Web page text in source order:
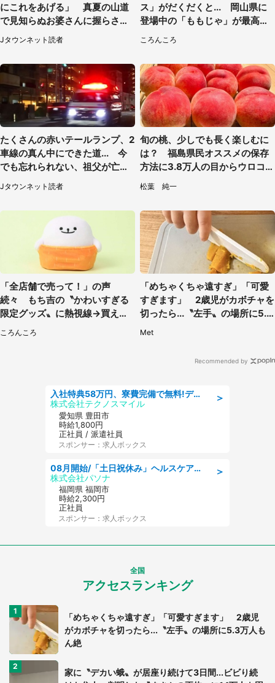
にこれをあげる」 真夏の山道
で見知らぬお婆さんに握らされ
たもの（山口県・30代女性）
Jタウンネット読者
ス」がだくだくと... 岡山県に
登場中の「ももじゃ」が最高す
ころんころ
たくさんの赤いテールランプ、2
車線の真ん中にできた道... 今
でも忘れられない、祖父が亡く
なった夜に見た光景（30代女
性）
Jタウンネット読者
旬の桃、少しでも長く楽しむに
は？ 福島県民オススメの保存
方法に3.8万人の目からウロコ
「全国民が知りたかった！」
松葉 純一
「全店舗で売って！」の声
続々 もち吉の〝かわいすぎる
限定グッズ〟に熱視線→買える
ころんころ
「めちゃくちゃ遠すぎ」「可愛
すぎます」 2歳児がカボチャを
切ったら...〝左手〟の場所に5.3
Met
Recommended by
＞
入社特典58万円、寮費完備で無料!デンソーで働こう!自動車工場で小型部品の検査業務 denso aichi
株式会社テクノスマイル
愛知県 豊田市
時給1,800円
正社員 / 派遣社員
スポンサー：求人ボックス
＞
08月開始/「土日祝休み」ヘルスケア業界の産業保健師/高時給/未経験OK/要資格:保健師、正看護師
株式会社パソナ
福岡県 福岡市
時給2,300円
正社員
スポンサー：求人ボックス
全国
アクセスランキング
「めちゃくちゃ遠すぎ」「可愛すぎます」 2歳児
がカボチャを切ったら...〝左手〟の場所に5.3万人も
ん絶
家に〝デカい蛾〟が居座り続けて3日間...ビビり続